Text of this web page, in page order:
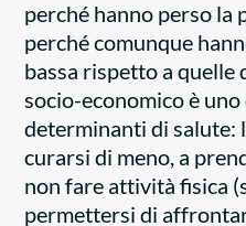
perché hanno perso la
perché comunque
bassa rispetto a quelle
socio-economico è
determinanti di salute:
curarsi di meno, a
non fare attività fisica
permettersi di